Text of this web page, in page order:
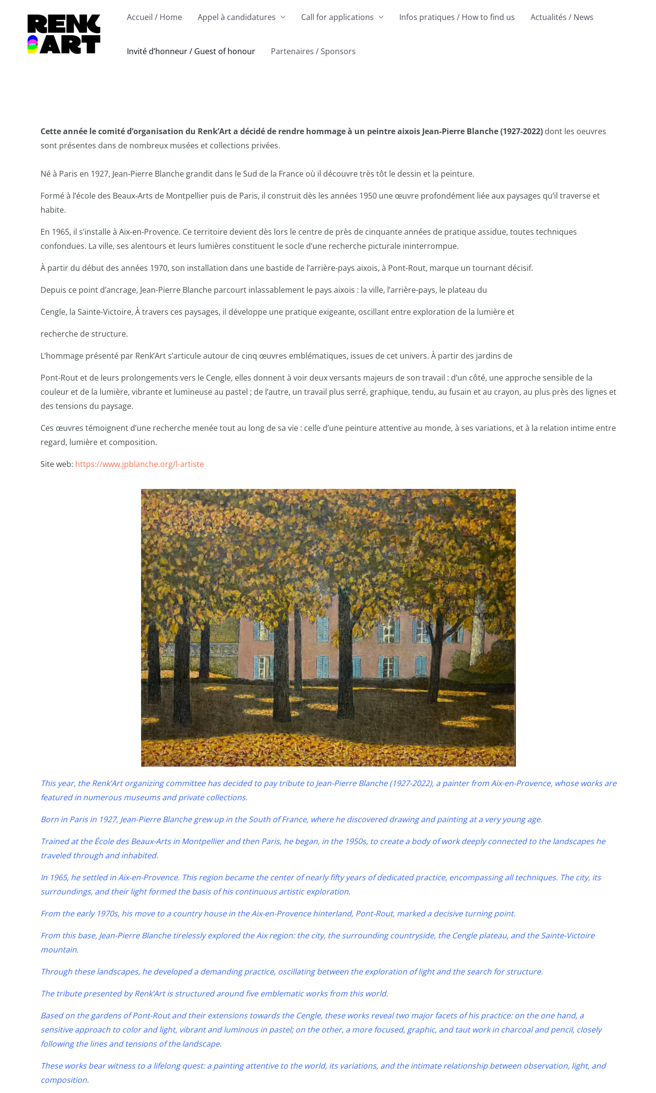
contenu
Accueil / Home Appel à candidatures Call for applications Infos pratiques / How to find us Actualités / News
Invité d’honneur / Guest of honour Partenaires / Sponsors
Cette année le comité d’organisation du Renk’Art a décidé de rendre hommage à un peintre aixois Jean-Pierre Blanche (1927-2022) dont les oeuvres
sont présentes dans de nombreux musées et collections privées.
Né à Paris en 1927, Jean-Pierre Blanche grandit dans le Sud de la France où il découvre très tôt le dessin et la peinture.
Formé à l’école des Beaux-Arts de Montpellier puis de Paris, il construit dès les années 1950 une œuvre profondément liée aux paysages qu’il traverse et
habite.
En 1965, il s’installe à Aix-en-Provence. Ce territoire devient dès lors le centre de près de cinquante années de pratique assidue, toutes techniques
confondues. La ville, ses alentours et leurs lumières constituent le socle d’une recherche picturale ininterrompue.
À partir du début des années 1970, son installation dans une bastide de l’arrière-pays aixois, à Pont-Rout, marque un tournant décisif.
Depuis ce point d’ancrage, Jean-Pierre Blanche parcourt inlassablement le pays aixois : la ville, l’arrière-pays, le plateau du
Cengle, la Sainte-Victoire, À travers ces paysages, il développe une pratique exigeante, oscillant entre exploration de la lumière et
recherche de structure.
L’hommage présenté par Renk’Art s’articule autour de cinq œuvres emblématiques, issues de cet univers. À partir des jardins de
Pont-Rout et de leurs prolongements vers le Cengle, elles donnent à voir deux versants majeurs de son travail : d’un côté, une approchesensible de la
couleur et de la lumière, vibrante et lumineuse au pastel ; de l’autre, un travail plus serré, graphique, tendu, au fusain etau crayon, au plus près des lignes et
des tensions du paysage.
Ces œuvres témoignent d’une recherche menée tout au long de sa vie : celle d’une peinture attentive au monde, à ses variations, et à la relation intime entre
regard, lumière et composition.
Site web: https://www.jpblanche.org/l-artiste
This year, the Renk’Art organizing committee has decided to pay tribute to Jean-Pierre Blanche (1927-2022), a painter from Aix-en-Provence, whose works are
featured in numerous museums and private collections.
Born in Paris in 1927, Jean-Pierre Blanche grew up in the South of France, where he discovered drawing and painting at a very young age.
Trained at the École des Beaux-Arts in Montpellier and then Paris, he began, in the 1950s, to create a body of work deeply connected to the landscapes he
traveled through and inhabited.
In 1965, he settled in Aix-en-Provence. This region became the center of nearly fifty years of dedicated practice, encompassing all techniques. The city, its
surroundings, and their light formed the basis of his continuous artistic exploration.
From the early 1970s, his move to a country house in the Aix-en-Provence hinterland, Pont-Rout, marked a decisive turning point.
From this base, Jean-Pierre Blanche tirelessly explored the Aix region: the city, the surrounding countryside, the Cengle plateau, and the Sainte-Victoire
mountain.
Through these landscapes, he developed a demanding practice, oscillating between the exploration of light and the search for structure.
The tribute presented by Renk’Art is structured around five emblematic works from this world.
Based on the gardens of Pont-Rout and their extensions towards the Cengle, these works reveal two major facets of his practice: on the one hand, a
sensitive approach to color and light, vibrant and luminous in pastel; on the other, a more focused, graphic, and taut work in charcoal and pencil, closely
following the lines and tensions of the landscape.
These works bear witness to a lifelong quest: a painting attentive to the world, its variations, and the intimate relationship between observation, light, and
composition.